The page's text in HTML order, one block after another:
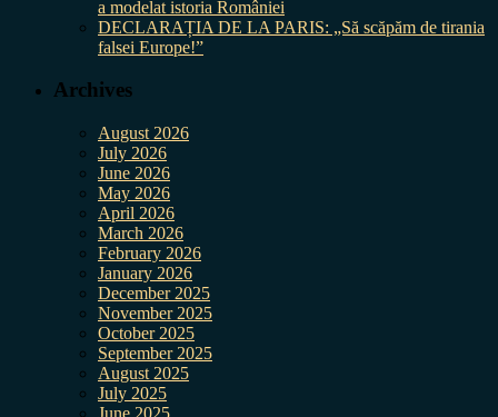
a modelat istoria României
DECLARAȚIA DE LA PARIS: „Să scăpăm de tirania
falsei Europe!”
Archives
August 2026
July 2026
June 2026
May 2026
April 2026
March 2026
February 2026
January 2026
December 2025
November 2025
October 2025
September 2025
August 2025
July 2025
June 2025